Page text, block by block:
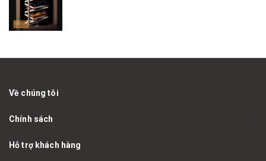
Về chúng tôi
Chính sách
Hỗ trợ khách hàng